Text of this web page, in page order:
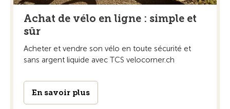
Achat de vélo en ligne : simple et
sûr
Acheter et vendre son vélo en toute sécurité et
sans argent liquide avec TCS velocorner.ch
En savoir plus